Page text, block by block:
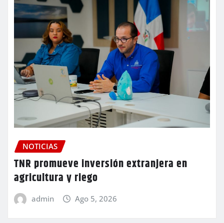
NOTICIAS
TNR promueve inversión extranjera en
agricultura y riego
admin Ago 5, 2026